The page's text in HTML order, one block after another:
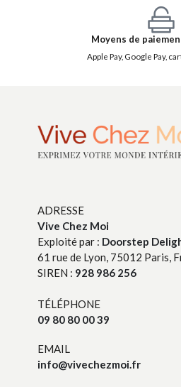
Moyens de
Apple Pay, Google Pay,
ADRESSE
Vive Chez Moi
Exploité par : Doorstep
61 rue de Lyon, 75012 Paris,
SIREN : 928 986 256
TÉLÉPHONE
09 80 80 00 39
EMAIL
info@vivechezmoi.fr